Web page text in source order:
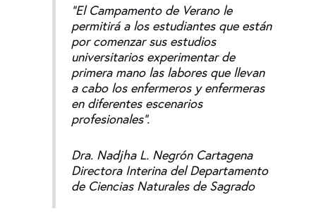
“El Campamento de Verano le
permitirá a los estudiantes que están
por comenzar sus estudios
universitarios experimentar de
primera mano las labores que llevan
a cabo los enfermeros y enfermeras
en diferentes escenarios
profesionales”.
Dra. Nadjha L. Negrón Cartagena
Directora Interina del Departamento
de Ciencias Naturales de Sagrado